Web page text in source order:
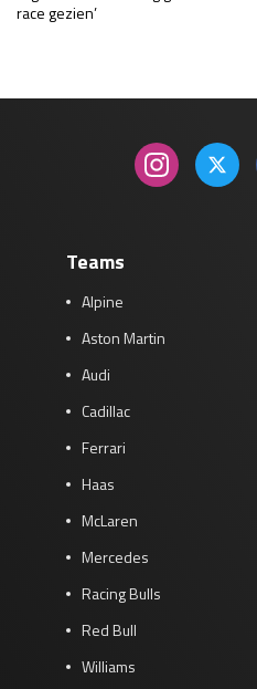
race gezien’
Teams
Alpine
Aston Martin
Audi
Cadillac
Ferrari
Haas
McLaren
Mercedes
Racing Bulls
Red Bull
Williams